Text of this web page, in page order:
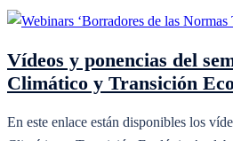
Vídeos y ponencias del
Climático y Transición
En este enlace están disponibles los